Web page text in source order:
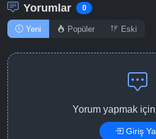
Yorumlar 0
Yeni Popüler Eski
Yorum yapmak
Giriş